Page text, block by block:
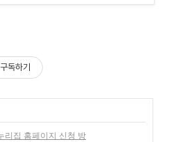
구독하기
리집 홈페이지 신청 방